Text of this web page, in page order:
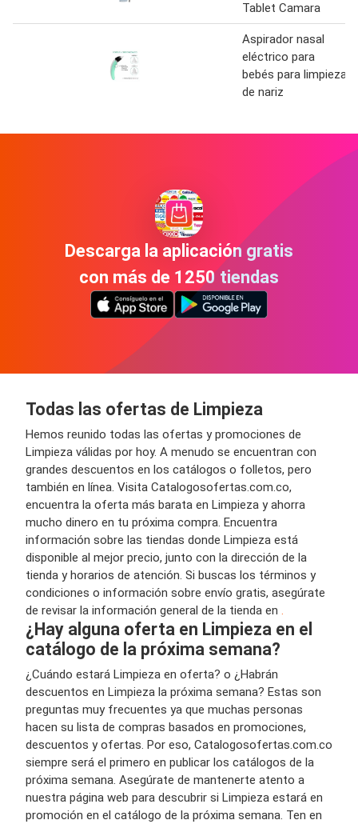
Tablet Camara
Aspirador nasal
eléctrico para
bebés para limpieza
de nariz
Descarga la aplicación gratis
con más de 1250 tiendas
Todas las ofertas de Limpieza
Hemos reunido todas las ofertas y promociones de
Limpieza válidas por hoy. A menudo se encuentran con
grandes descuentos en los catálogos o folletos, pero
también en línea. Visita Catalogosofertas.com.co,
encuentra la oferta más barata en Limpieza y ahorra
mucho dinero en tu próxima compra. Encuentra
información sobre las tiendas donde Limpieza está
disponible al mejor precio, junto con la dirección de la
tienda y horarios de atención. Si buscas los términos y
condiciones o información sobre envío gratis, asegúrate
de revisar la información general de la tienda en .
¿Hay alguna oferta en Limpieza en el
catálogo de la próxima semana?
¿Cuándo estará Limpieza en oferta? o ¿Habrán
descuentos en Limpieza la próxima semana? Estas son
preguntas muy frecuentes ya que muchas personas
hacen su lista de compras basados en promociones,
descuentos y ofertas. Por eso, Catalogosofertas.com.co
siempre será el primero en publicar los catálogos de la
próxima semana. Asegúrate de mantenerte atento a
nuestra página web para descubrir si Limpieza estará en
promoción en el catálogo de la próxima semana. Ten en